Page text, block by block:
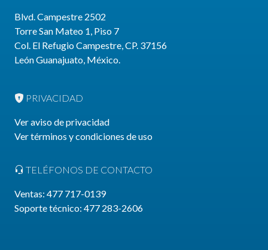
Blvd. Campestre 2502
Torre San Mateo 1, Piso 7
Col. El Refugio Campestre, CP. 37156
LeónGuanajuato, México.
PRIVACIDAD
Ver aviso de privacidad
Ver términos y condiciones de uso
TELÉFONOS DE CONTACTO
Ventas: 477 717-0139
Soporte técnico: 477 283-2606